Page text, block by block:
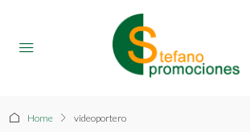
Home videoportero